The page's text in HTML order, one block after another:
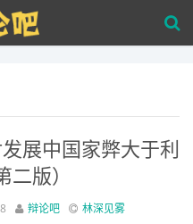
展中国家弊大于利
版）
辩论吧 林深见雾